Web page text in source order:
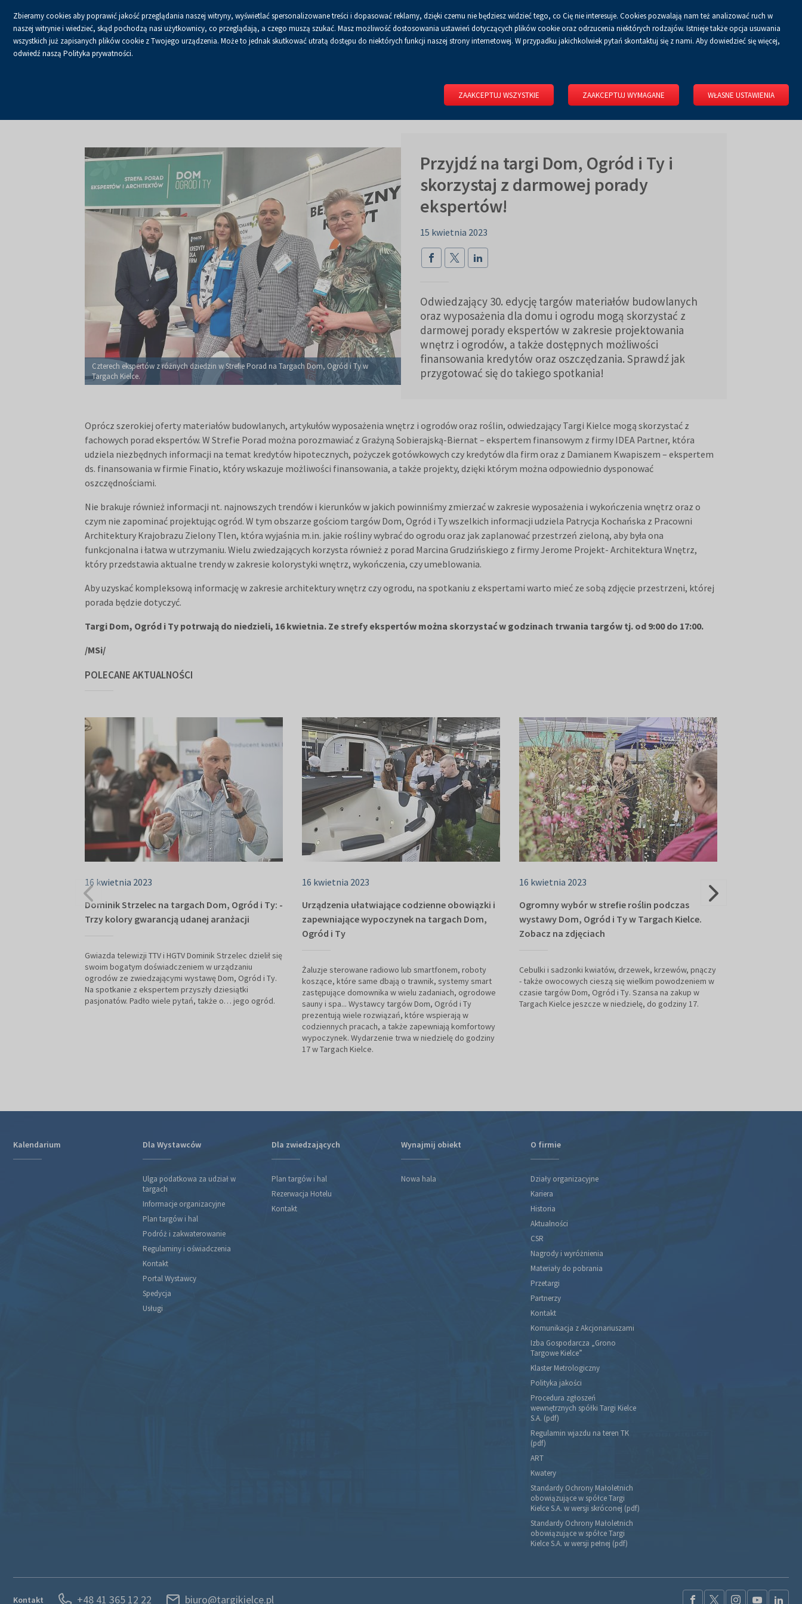
ACzcionka
domyślna
A+ Czcionka
powiększona
A++Czcionka
największa
A
Włącz
tryb
Włącz
wersję
RSS Dla mediów BIP Polityka prywatności ZALOGUJ SIĘ 0.00 zł Koszyk
Czterech ekspertów z różnych dziedzin w Strefie Porad na Targach Dom, Ogród i Ty w
Targach Kielce.
Przyjdź na targi Dom, Ogród i Ty i
skorzystaj z darmowej porady
ekspertów!
15 kwietnia 2023
Odwiedzający 30. edycję targów materiałów budowlanych
oraz wyposażenia dla domu i ogrodu mogą skorzystać z
darmowej porady ekspertów w zakresie projektowania
wnętrz i ogrodów, a także dostępnych możliwości
finansowania kredytów oraz oszczędzania. Sprawdź jak
przygotować się do takiego spotkania!
Oprócz szerokiej oferty materiałów budowlanych, artykułów wyposażenia wnętrz i ogrodów oraz roślin, odwiedzający Targi Kielce mogą skorzystać z
fachowych porad ekspertów. W Strefie Porad można porozmawiać z Grażyną Sobierajską-Biernat – ekspertem finansowym z firmy IDEA Partner, która
udziela niezbędnych informacji na temat kredytów hipotecznych, pożyczek gotówkowych czy kredytów dla firm oraz z Damianem Kwapiszem – ekspertem
ds. finansowania w firmie Finatio, który wskazuje możliwości finansowania, a także projekty, dzięki którym można odpowiednio dysponować
oszczędnościami.
Nie brakuje również informacji nt. najnowszych trendów i kierunków w jakich powinniśmy zmierzać w zakresie wyposażenia i wykończenia wnętrz oraz o
czym nie zapominać projektując ogród. W tym obszarze gościom targów Dom, Ogród i Ty wszelkich informacji udziela Patrycja Kochańska z Pracowni
Architektury Krajobrazu Zielony Tlen, która wyjaśnia m.in. jakie rośliny wybrać do ogrodu oraz jak zaplanować przestrzeń zieloną, aby była ona
funkcjonalna i łatwa w utrzymaniu. Wielu zwiedzających korzysta również z porad Marcina Grudzińskiego z firmy Jerome Projekt- Architektura Wnętrz,
który przedstawia aktualne trendy w zakresie kolorystyki wnętrz, wykończenia, czy umeblowania.
Aby uzyskać kompleksową informację w zakresie architektury wnętrz czy ogrodu, na spotkaniu z ekspertami warto mieć ze sobą zdjęcie przestrzeni, której
porada będzie dotyczyć.
Targi Dom, Ogród i Ty potrwają do niedzieli, 16 kwietnia. Ze strefy ekspertów można skorzystać w godzinach trwania targów tj. od 9:00 do 17:00.
/MSi/
POLECANE AKTUALNOŚCI
16 kwietnia 2023
Dominik Strzelec na targach Dom, Ogród i Ty: -
Trzy kolory gwarancją udanej aranżacji
Gwiazda telewizji TTV i HGTV Dominik Strzelec dzielił się
swoim bogatym doświadczeniem w urządzaniu
ogrodów ze zwiedzającymi wystawę Dom, Ogród i Ty.
Na spotkanie z ekspertem przyszły dziesiątki
pasjonatów. Padło wiele pytań, także o… jego ogród.
16 kwietnia 2023
Urządzenia ułatwiające codzienne obowiązki i
zapewniające wypoczynek na targach Dom,
Ogród i Ty
Żaluzje sterowane radiowo lub smartfonem, roboty
koszące, które same dbają o trawnik, systemy smart
zastępujące domownika w wielu zadaniach, ogrodowe
sauny i spa... Wystawcy targów Dom, Ogród i Ty
prezentują wiele rozwiązań, które wspierają w
codziennych pracach, a także zapewniają komfortowy
wypoczynek. Wydarzenie trwa w niedzielę do godziny
17 w Targach Kielce.
16 kwietnia 2023
Ogromny wybór w strefie roślin podczas
wystawy Dom, Ogród i Ty w Targach Kielce.
Zobacz na zdjęciach
Cebulki i sadzonki kwiatów, drzewek, krzewów, pnączy
- także owocowych cieszą się wielkim powodzeniem w
czasie targów Dom, Ogród i Ty. Szansa na zakup w
Targach Kielce jeszcze w niedzielę, do godziny 17.
Kalendarium Dla Wystawców
Ulga podatkowa za udział w
targach
Informacje organizacyjne
Plan targów i hal
Podróż i zakwaterowanie
Regulaminy i oświadczenia
Kontakt
Portal Wystawcy
Spedycja
Usługi
Dla zwiedzających
Plan targów i hal
Rezerwacja Hotelu
Kontakt
Wynajmij obiekt
Nowa hala
O firmie
Działy organizacyjne
Kariera
Historia
Aktualności
CSR
Nagrody i wyróżnienia
Materiały do pobrania
Przetargi
Partnerzy
Kontakt
Komunikacja z Akcjonariuszami
Izba Gospodarcza „Grono
Targowe Kielce”
Klaster Metrologiczny
Polityka jakości
Procedura zgłoszeń
wewnętrznych spółki Targi Kielce
S.A. (pdf)
Regulamin wjazdu na teren TK
(pdf)
ART
Kwatery
Standardy Ochrony Małoletnich
obowiązujące w spółce Targi
Kielce S.A. w wersji skróconej (pdf)
Standardy Ochrony Małoletnich
obowiązujące w spółce Targi
Kielce S.A. w wersji pełnej (pdf)
Kontakt +48 41 365 12 22 biuro@targikielce.pl
Zbieramy cookies aby poprawić jakość przeglądania naszej witryny, wyświetlać spersonalizowane treści i dopasować reklamy, dzięki czemu nie będziesz widzieć tego, co Cię nie interesuje. Cookies pozwalają nam też analizować ruch w
naszej witrynie i wiedzieć, skąd pochodzą nasi użytkownicy, co przeglądają, a czego muszą szukać. Masz możliwość dostosowania ustawień dotyczących plików cookie oraz odrzucenia niektórych rodzajów. Istnieje także opcja usuwania
wszystkich już zapisanych plików cookie z Twojego urządzenia. Może to jednak skutkować utratą dostępu do niektórych funkcji naszej strony internetowej. W przypadku jakichkolwiek pytań skontaktuj się z nami. Aby dowiedzieć się więcej,
odwiedź naszą Polityka prywatności.
ZAAKCEPTUJ WSZYSTKIE ZAAKCEPTUJ WYMAGANE WŁASNE USTAWIENIA